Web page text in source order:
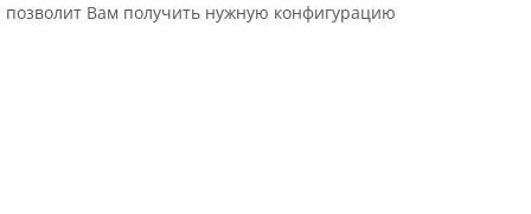
Вам получить нужную конфигурацию